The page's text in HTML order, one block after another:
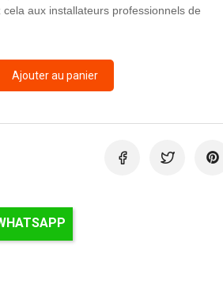
cela aux installateurs professionnels de
Ajouter au panier
PAR WHATSAPP